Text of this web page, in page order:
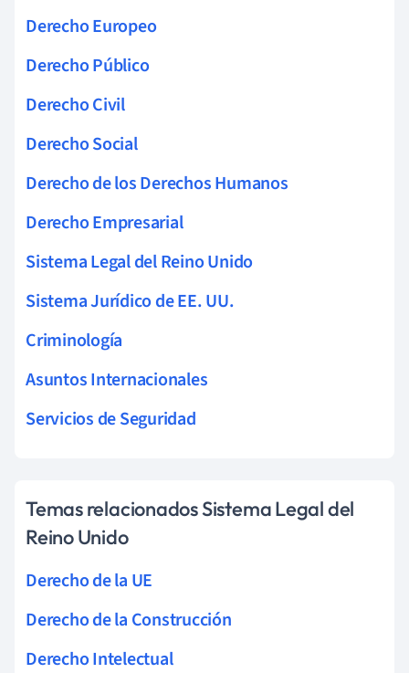
Derecho Europeo
Derecho Público
Derecho Civil
Derecho Social
Derecho de los Derechos Humanos
Derecho Empresarial
Sistema Legal del Reino Unido
Sistema Jurídico de EE. UU.
Criminología
Asuntos Internacionales
Servicios de Seguridad
Temas relacionados Sistema Legal del
Reino Unido
Derecho de la UE
Derecho de la Construcción
Derecho Intelectual